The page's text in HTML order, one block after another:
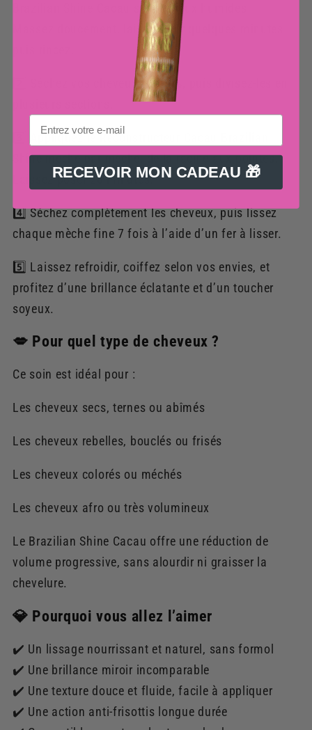
Brazilian Shine Cacau sur cheveux humides.
Massez doucement, laissez agir quelques minutes
2️⃣ Séchez vos cheveux à 100 %, puis divisez-les en
3️⃣ Appliquez le Reconstructeur Cacau Brazilian
Shine mèche par mèche, de la racine aux pointes.
Laissez poser 20 minutes.
4️⃣ Séchez complètement les cheveux, puis lissez
chaque mèche fine 7 fois à l’aide d’un fer à lisser.
5️⃣ Laissez refroidir, coiffez selon vos envies, et
profitez d’une brillance éclatante et d’un toucher
soyeux.
💋 Pour quel type de cheveux ?
Ce soin est idéal pour :
Les cheveux secs, ternes ou abîmés
Les cheveux rebelles, bouclés ou frisés
Les cheveux colorés ou méchés
Les cheveux afro ou très volumineux
Le Brazilian Shine Cacau offre une réduction de
volume progressive, sans alourdir ni graisser la
chevelure.
💎 Pourquoi vous allez l’aimer
✔️ Un lissage nourrissant et naturel, sans formol
✔️ Une brillance miroir incomparable
✔️ Une texture douce et fluide, facile à appliquer
✔️ Une action anti-frisottis longue durée
RECEVOIR MON CADEAU 🎁